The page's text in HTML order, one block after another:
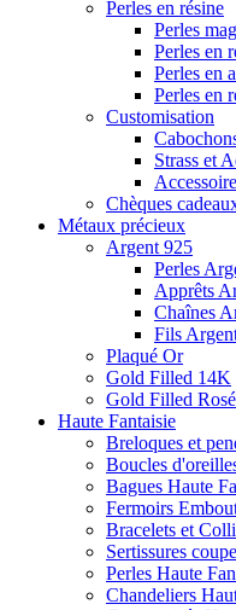
Perles en résine
Perles
Perles en
Perles en
Perles en
Customisation
Strass et
Chèques
Métaux précieux
Argent 925
Perles
Apprêts
Chaînes
Fils
Plaqué Or
Gold Filled 14K
Gold Filled
Haute Fantaisie
Breloques et
Boucles
Bagues Haute
Fermoirs
Bracelets et
Sertissures
Perles Haute
Chandeliers